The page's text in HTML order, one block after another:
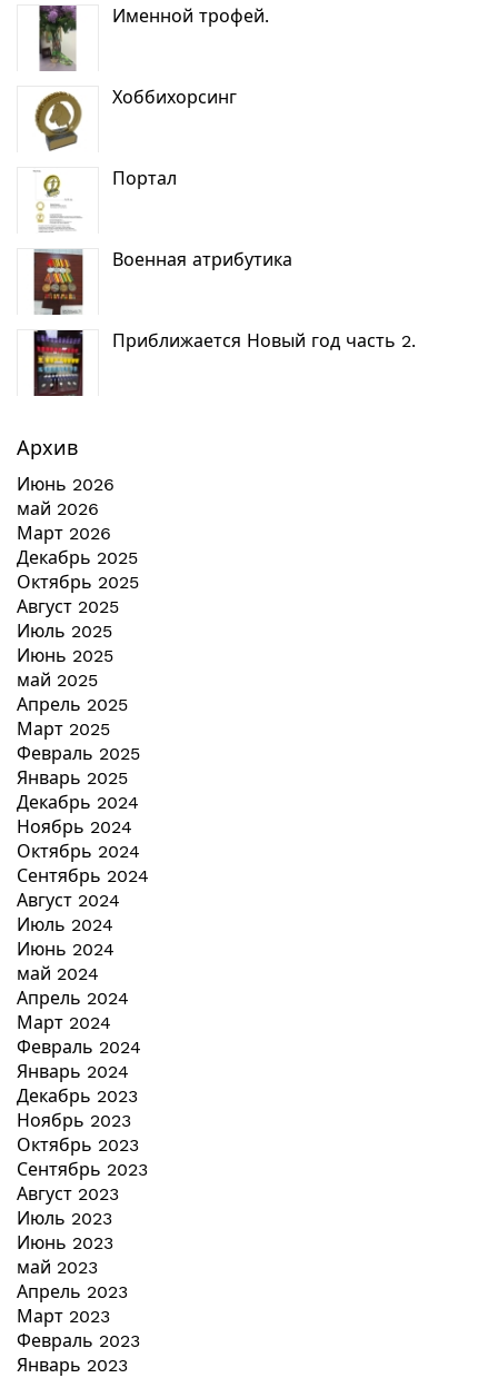
Именной трофей.
Хоббихорсинг
Портал
Военная атрибутика
Приближается Новый год часть 2.
Архив
Июнь 2026
май 2026
Март 2026
Декабрь 2025
Октябрь 2025
Август 2025
Июль 2025
Июнь 2025
май 2025
Апрель 2025
Март 2025
Февраль 2025
Январь 2025
Декабрь 2024
Ноябрь 2024
Октябрь 2024
Сентябрь 2024
Август 2024
Июль 2024
Июнь 2024
май 2024
Апрель 2024
Март 2024
Февраль 2024
Январь 2024
Декабрь 2023
Ноябрь 2023
Октябрь 2023
Сентябрь 2023
Август 2023
Июль 2023
Июнь 2023
май 2023
Апрель 2023
Март 2023
Февраль 2023
Январь 2023